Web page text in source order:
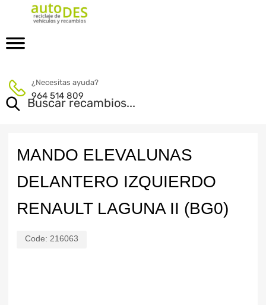
¿Necesitas ayuda?
964 514 809
MANDO ELEVALUNAS
DELANTERO IZQUIERDO
RENAULT LAGUNA II (BG0)
Code: 216063